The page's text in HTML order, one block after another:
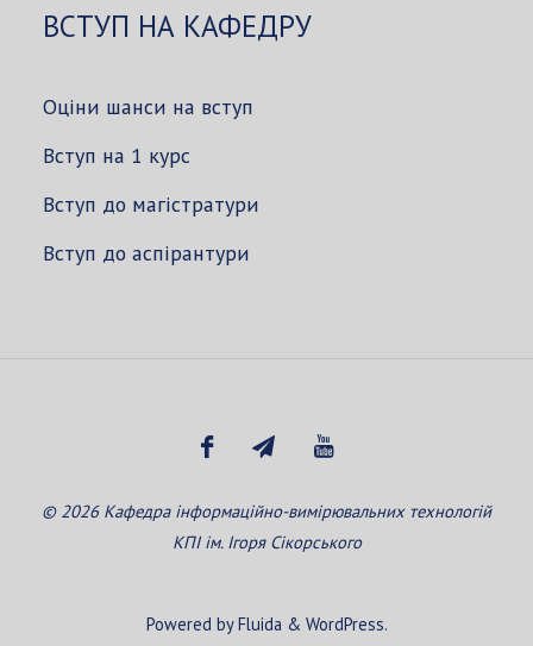
ВСТУП НА КАФЕДРУ
Оціни шанси на вступ
Вступ на 1 курс
Вступ до магістратури
Вступ до аспірантури
© 2026 Кафедра інформаційно-вимірювальних технологій
КПІ ім. Ігоря Сікорського
Powered byFluida & WordPress.